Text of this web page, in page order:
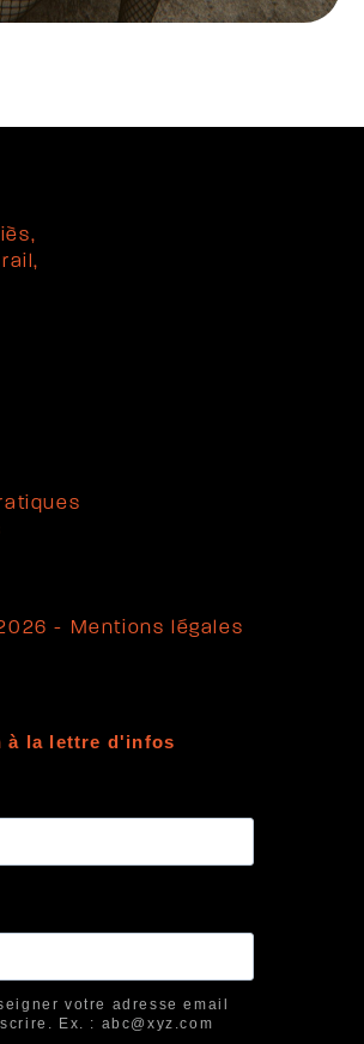
- Mentions légales
à la lettre d'infos
votre adresse email
Ex. : abc@xyz.com